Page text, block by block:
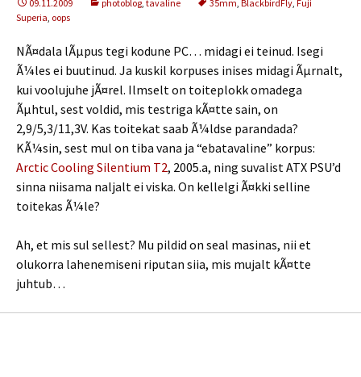
09.11.2009 photoblog tavaline 35mm BlackbirdFly Fuji
Superia oops
NÃ¤dala lÃµpus tegi kodune PC… midagi ei teinud. Isegi
Ã¼les ei buutinud. Ja kuskil korpuses inises midagi Ãµrnalt,
kui voolujuhe jÃ¤rel. Ilmselt on toiteplokk omadega
Ãµhtul, sest voldid, mis testriga kÃ¤tte sain, on
2,9/5,3/11,3V. Kas toitekat saab Ã¼ldse parandada?
KÃ¼sin, sest mul on tiba vana ja “ebatavaline” korpus:
Arctic Cooling Silentium T2, 2005.a, ning suvalist ATX PSU’d
sinna niisama naljalt ei viska. On kellelgi Ã¤kki selline
toitekas Ã¼le?
Ah, et mis sul sellest? Mu pildid on seal masinas, nii et
olukorra lahenemiseni riputan siia, mis mujalt kÃ¤tte
juhtub…